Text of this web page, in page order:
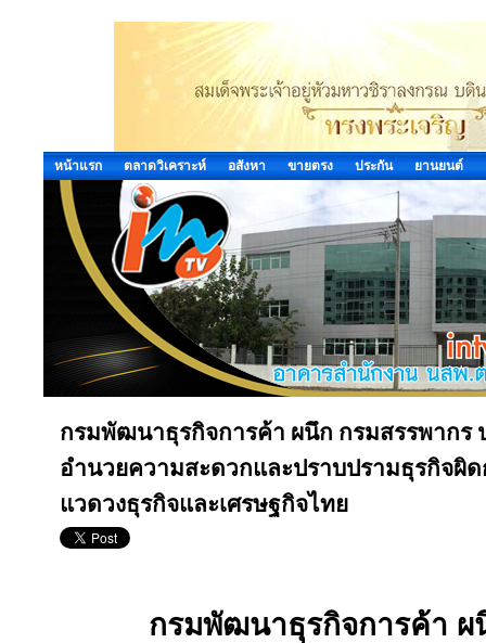
หน้าแรก ตลาดวิเคราะห์ อสังหา ขายตรง ประกัน ยานยนต์
กรมพัฒนาธุรกิจการค้า ผนึก กรมสรรพากร
อำนวยความสะดวกและปราบปรามธุรกิจผิ
แวดวงธุรกิจและเศรษฐกิจไทย
กรมพัฒนาธุรกิจการค้า ผ